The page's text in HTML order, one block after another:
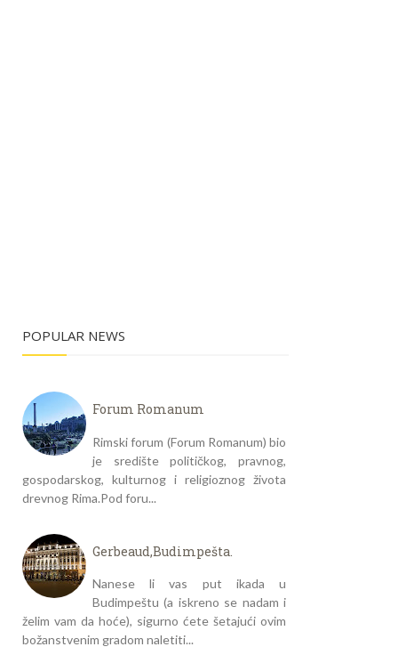
POPULAR NEWS
Forum Romanum
Rimski forum (Forum Romanum) bio
je središte političkog, pravnog,
gospodarskog, kulturnog i religioznog života
drevnog Rima.Pod foru...
Gerbeaud,Budimpešta.
Nanese li vas put ikada u
Budimpeštu (a iskreno se nadam i
želim vam da hoće), sigurno ćete šetajući ovim
božanstvenim gradom naletiti...